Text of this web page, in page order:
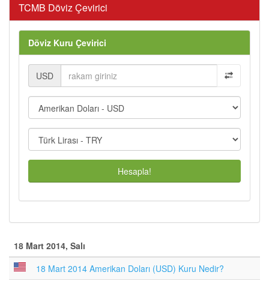
TCMB Döviz Çevirici
Döviz Kuru Çevirici
USD
Hesapla!
18 Mart 2014, Salı
18 Mart 2014 Amerikan Doları (USD) Kuru Nedir?